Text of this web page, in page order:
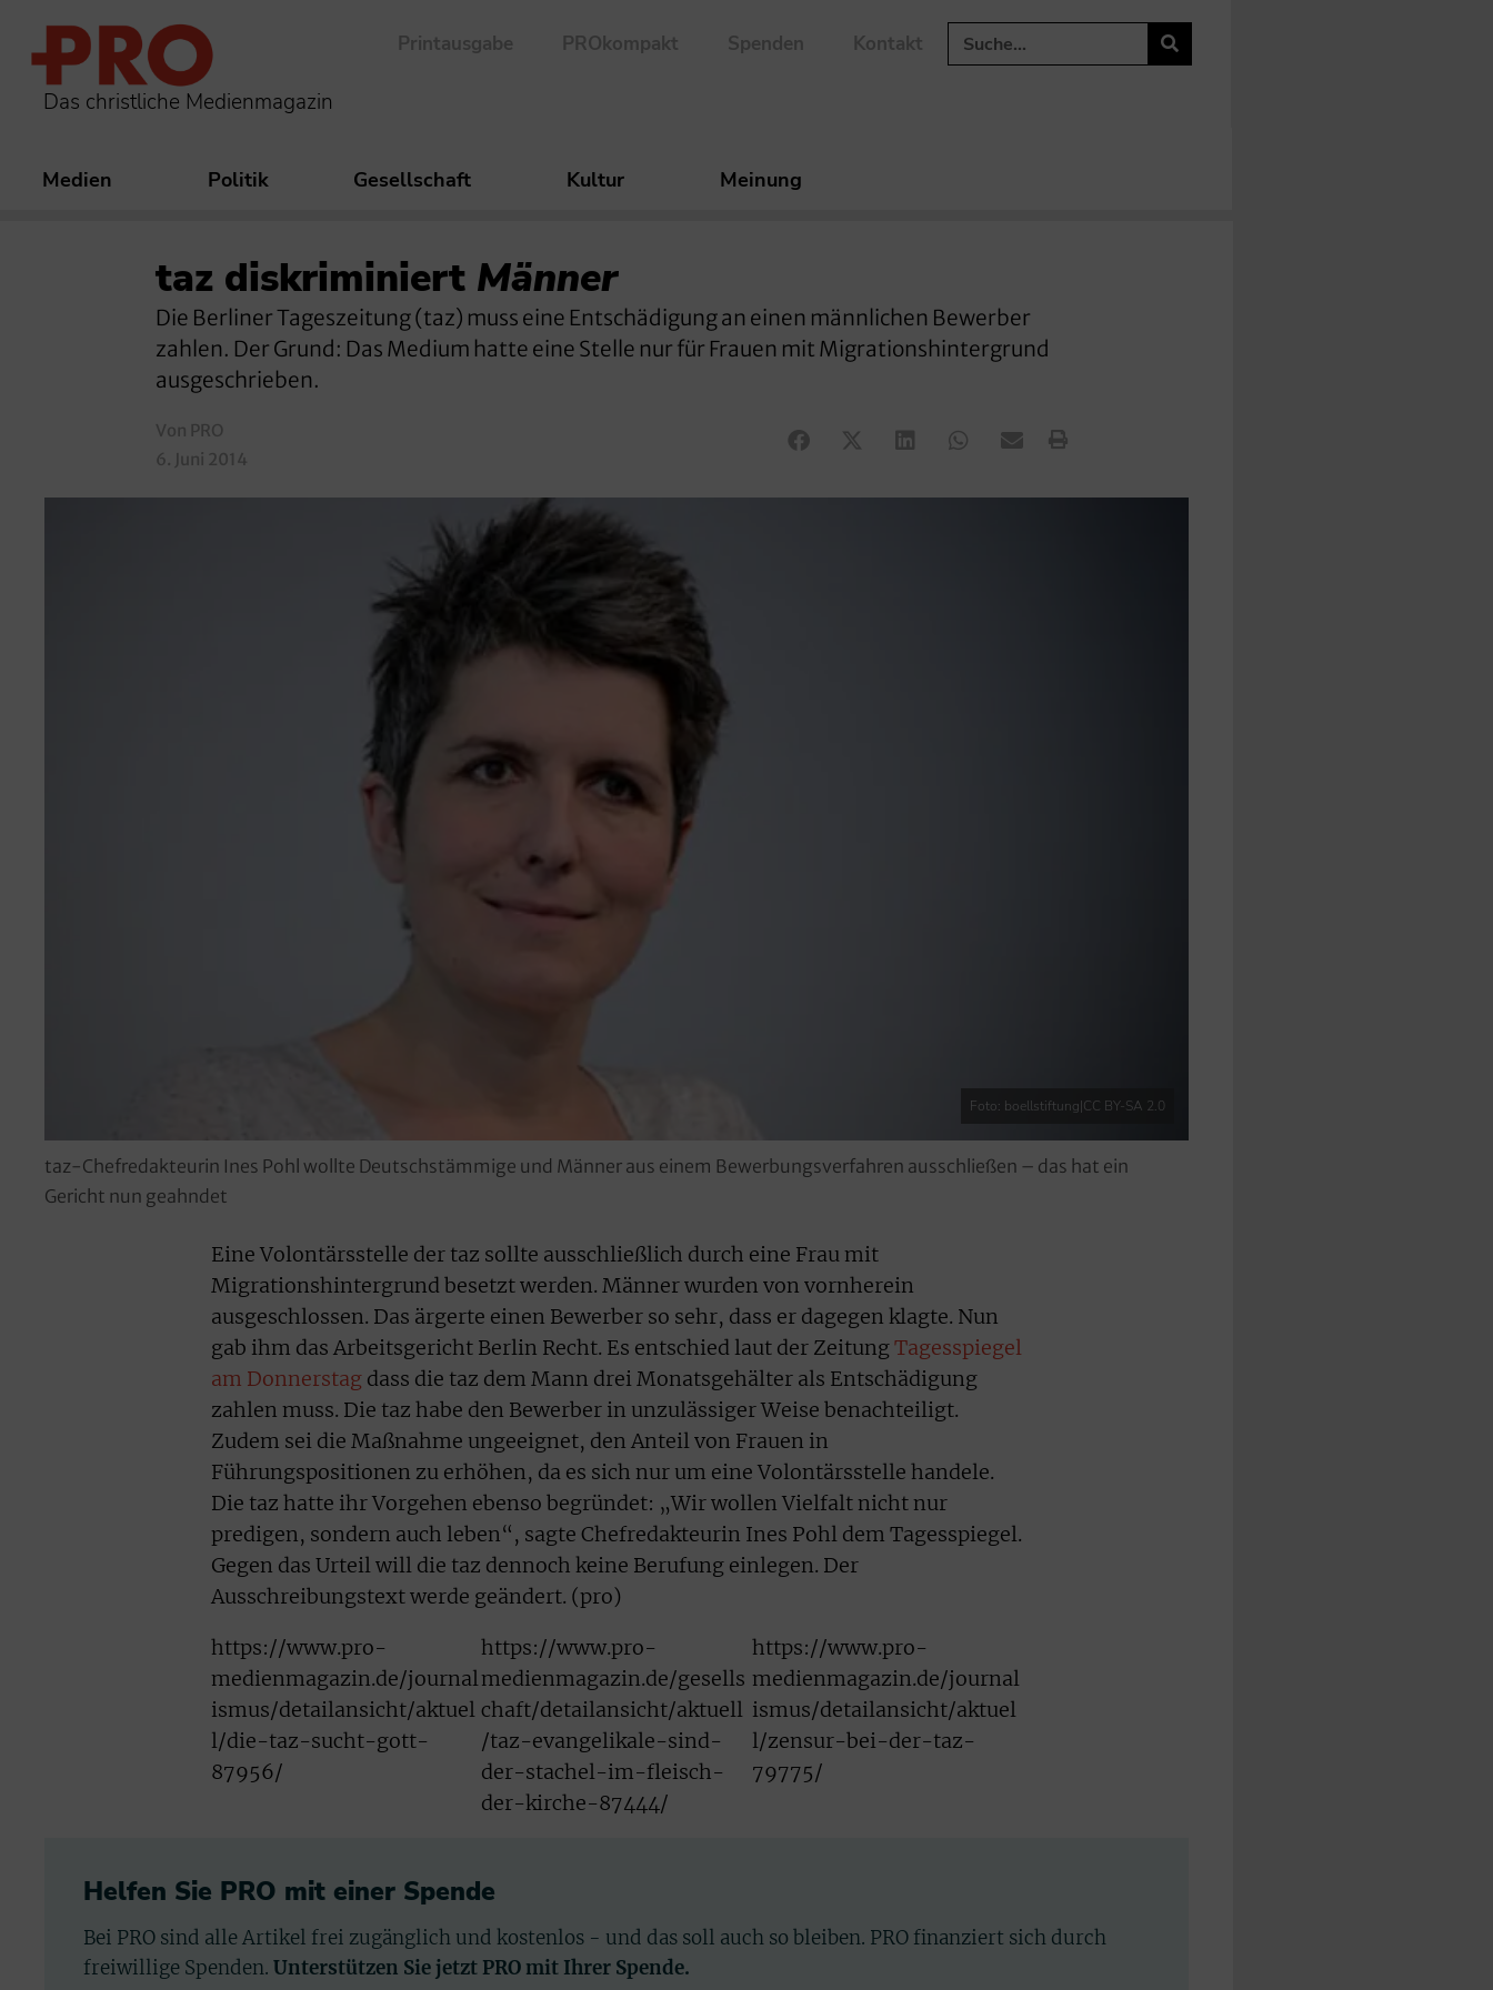
Das christliche Medienmagazin
Printausgabe PROkompakt Spenden Kontakt
Medien Politik Gesellschaft Kultur Meinung
taz diskriminiert Männer
Die Berliner Tageszeitung (taz) muss eine Entschädigung an einen männlichen Bewerber
zahlen. Der Grund: Das Medium hatte eine Stelle nur für Frauen mit Migrationshintergrund
ausgeschrieben.
Von PRO
6. Juni 2014
Foto: boellstiftung|CC BY-SA 2.0
taz-Chefredakteurin Ines Pohl wollte Deutschstämmige und Männer aus einem Bewerbungsverfahren ausschließen – das hat ein
Gericht nun geahndet
Eine Volontärsstelle der taz sollte ausschließlich durch eine Frau mit
Migrationshintergrund besetzt werden. Männer wurden von vornherein
ausgeschlossen. Das ärgerte einen Bewerber so sehr, dass er dagegen klagte. Nun
gab ihm das Arbeitsgericht Berlin Recht. Es entschied laut der ZeitungTagesspiegel
am Donnerstag dass die taz dem Mann drei Monatsgehälter als Entschädigung
zahlen muss. Die taz habe den Bewerber in unzulässiger Weise benachteiligt.
Zudem sei die Maßnahme ungeeignet, den Anteil von Frauen in
Führungspositionen zu erhöhen, da es sich nur um eine Volontärsstelle handele.
Die taz hatte ihr Vorgehen ebenso begründet: „Wir wollen Vielfalt nicht nur
predigen, sondern auch leben“, sagte Chefredakteurin Ines Pohl dem Tagesspiegel.
Gegen das Urteil will die taz dennoch keine Berufung einlegen. Der
Ausschreibungstext werde geändert. (pro)
https://www.pro-
medienmagazin.de/journal
ismus/detailansicht/aktuel
l/die-taz-sucht-gott-
87956/
https://www.pro-
medienmagazin.de/gesells
chaft/detailansicht/aktuell
/taz-evangelikale-sind-
der-stachel-im-fleisch-
der-kirche-87444/
https://www.pro-
medienmagazin.de/journal
ismus/detailansicht/aktuel
l/zensur-bei-der-taz-
79775/
Helfen Sie PRO mit einer Spende
Bei PRO sind alle Artikel frei zugänglich und kostenlos - und das soll auch so bleiben. PRO finanziert sich durch
freiwillige Spenden. Unterstützen Sie jetzt PRO mit Ihrer Spende.